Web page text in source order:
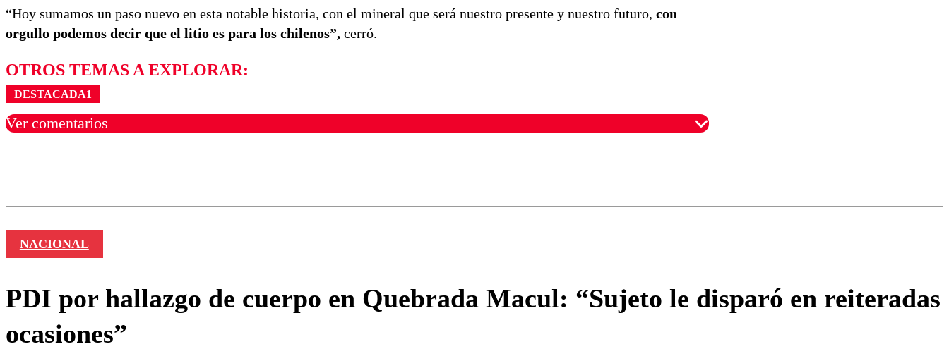
“Hoy sumamos un paso nuevo en esta notable historia, con el mineral que será nuestro presente y nuestro futuro, con
orgullo podemos decir que el litio es para los chilenos”, cerró.
OTROS TEMAS A EXPLORAR:
DESTACADA1
Ver comentarios
NACIONAL
PDI por hallazgo de cuerpo en Quebrada Macul: “Sujeto le disparó en reiteradas
ocasiones”